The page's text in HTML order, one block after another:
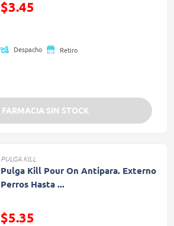
Precio reducido de
$3.45
Despacho Retiro
FARMACIA SIN STOCK
PULGA KILL
Pulga Kill Pour On Antipara. Externo
Perros Hasta ...
Precio reducido de
$5.35